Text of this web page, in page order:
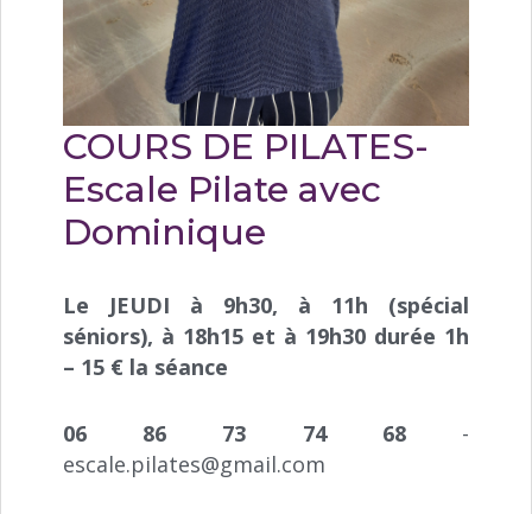
COURS DE PILATES-
Escale Pilate avec
Dominique
Le JEUDI à 9h30, à 11h (spécial
séniors), à 18h15 et à 19h30 durée 1h
– 15 € la séance
06 86 73 74 68-
escale.pilates@gmail.com